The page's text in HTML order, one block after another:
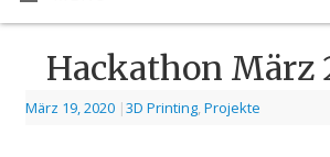
Hackathon März
März 19, 2020 |3D Printing, Projekte